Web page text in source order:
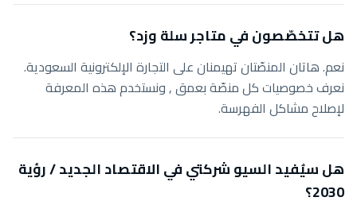
هل تتخصّصون في متاجر سلة وزد؟
نعم. هاتان المنصّتان تهيمنان على التجارة الإلكترونية السعودية.
نعرف خصوصيات كل منصّة بعمق , ونستخدم هذه المعرفة
لإصلاح مشاكل الفهرسة.
هل سيُفيد السيو شركتي في الاقتصاد الجديد / رؤية
2030؟